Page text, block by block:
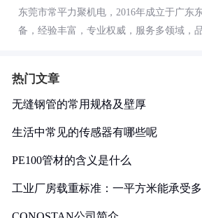
东莞市常平力聚机电，2016年成立于广东
备，经验丰富，专业权威，服务多领域，
热门文章
无缝钢管的常用规格及壁厚
生活中常见的传感器有哪些呢
PE100管材的含义是什么
工业厂房载重标准：一平方米能承受